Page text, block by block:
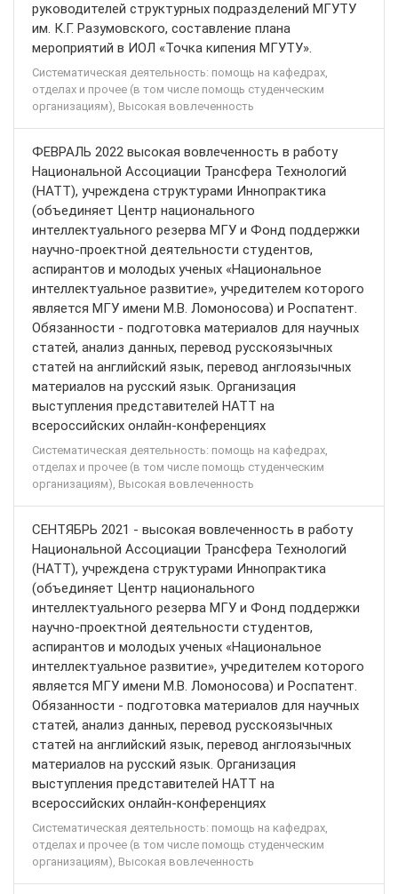
руководителей структурных подразделений МГУТУ
им. К.Г. Разумовского, составление плана
мероприятий в ИОЛ «Точка кипения МГУТУ».
Систематическая деятельность: помощь на кафедрах,
отделах и прочее (в том числе помощь студенческим
организациям), Высокая вовлеченность
ФЕВРАЛЬ 2022 высокая вовлеченность в работу
Национальной Ассоциации Трансфера Технологий
(НАТТ), учреждена структурами Иннопрактика
(объединяет Центр национального
интеллектуального резерва МГУ и Фонд поддержки
научно-проектной деятельности студентов,
аспирантов и молодых ученых «Национальное
интеллектуальное развитие», учредителем которого
является МГУ имени М.В. Ломоносова) и Роспатент.
Обязанности - подготовка материалов для научных
статей, анализ данных, перевод русскоязычных
статей на английский язык, перевод англоязычных
материалов на русский язык. Организация
выступления представителей НАТТ на
всероссийских онлайн-конференциях
Систематическая деятельность: помощь на кафедрах,
отделах и прочее (в том числе помощь студенческим
организациям), Высокая вовлеченность
СЕНТЯБРЬ 2021 - высокая вовлеченность в работу
Национальной Ассоциации Трансфера Технологий
(НАТТ), учреждена структурами Иннопрактика
(объединяет Центр национального
интеллектуального резерва МГУ и Фонд поддержки
научно-проектной деятельности студентов,
аспирантов и молодых ученых «Национальное
интеллектуальное развитие», учредителем которого
является МГУ имени М.В. Ломоносова) и Роспатент.
Обязанности - подготовка материалов для научных
статей, анализ данных, перевод русскоязычных
статей на английский язык, перевод англоязычных
материалов на русский язык. Организация
выступления представителей НАТТ на
всероссийских онлайн-конференциях
Систематическая деятельность: помощь на кафедрах,
отделах и прочее (в том числе помощь студенческим
организациям), Высокая вовлеченность